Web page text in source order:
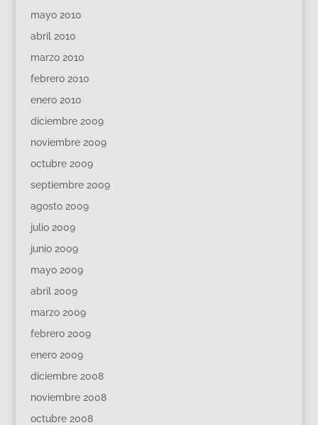
mayo 2010
abril 2010
marzo 2010
febrero 2010
enero 2010
diciembre 2009
noviembre 2009
octubre 2009
septiembre 2009
agosto 2009
julio 2009
junio 2009
mayo 2009
abril 2009
marzo 2009
febrero 2009
enero 2009
diciembre 2008
noviembre 2008
octubre 2008